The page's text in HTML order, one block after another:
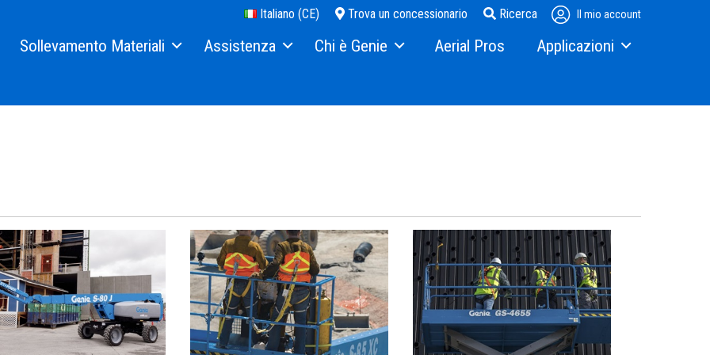
Italiano (CE) Trova un concessionario Ricerca Il mio account
di persone
Sollevamento Materiali Assistenza
Sicurezza
Formazione
Software macchine
Garanzia e registrazione dei prodotti
Chi è Genie
Fornitori
Lavora con noi
Visita Terex.com
Relazioni con gli investitori - Terex
Aerial Pros Applicazioni